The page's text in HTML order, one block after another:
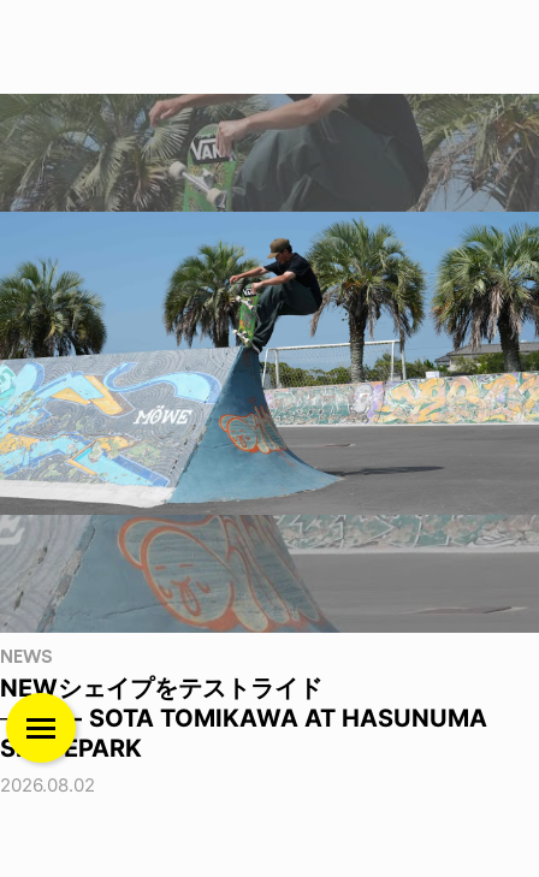
NEWS
NEWシェイプをテストライド
──OJ - SOTA TOMIKAWA AT HASUNUMA
SKATEPARK
2026.08.02